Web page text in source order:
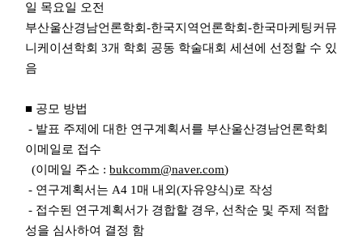
일 목요일 오전
부산울산경남언론학회-한국지역언론학회-한국마케팅커뮤
니케이션학회 3개 학회 공동 학술대회 세션에 선정할 수 있
음
■ 공모 방법
- 발표 주제에 대한 연구계획서를 부산울산경남언론학회
이메일로 접수
(이메일 주소 :bukcomm@naver.com)
- 연구계획서는 A4 1매 내외(자유양식)로 작성
- 접수된 연구계획서가 경합할 경우, 선착순 및 주제 적합
성을 심사하여 결정 함